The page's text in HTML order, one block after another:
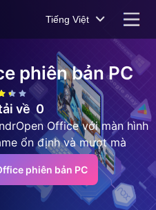
Tiếng Việt
phiên bản PC
về 0
Office với màn hình
ổn định và mượt mà
phiên bản PC